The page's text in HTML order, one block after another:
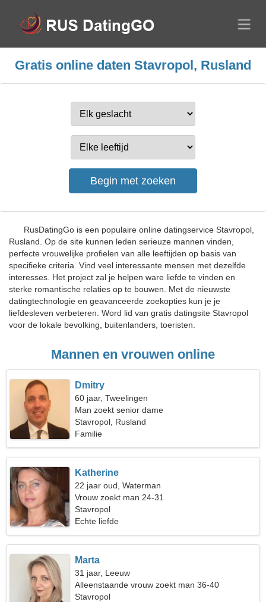
Gratis online daten Stavropol, Rusland
RusDatingGo is een populaire online datingservice Stavropol,
Rusland. Op de site kunnen leden serieuze mannen vinden,
perfecte vrouwelijke profielen van alle leeftijden op basis van
specifieke criteria. Vind veel interessante mensen met dezelfde
interesses. Het project zal je helpen ware liefde te vinden en
sterke romantische relaties op te bouwen. Met de nieuwste
datingtechnologie en geavanceerde zoekopties kun je je
liefdesleven verbeteren. Word lid van gratis datingsite Stavropol
voor de lokale bevolking, buitenlanders, toeristen.
Mannen en vrouwen online
Dmitry
60 jaar, Tweelingen
Man zoekt senior dame
Stavropol, Rusland
Familie
Katherine
22 jaar oud, Waterman
Vrouw zoekt man 24-31
Stavropol
Echte liefde
Marta
31 jaar, Leeuw
Alleenstaande vrouw zoekt man 36-40
Stavropol